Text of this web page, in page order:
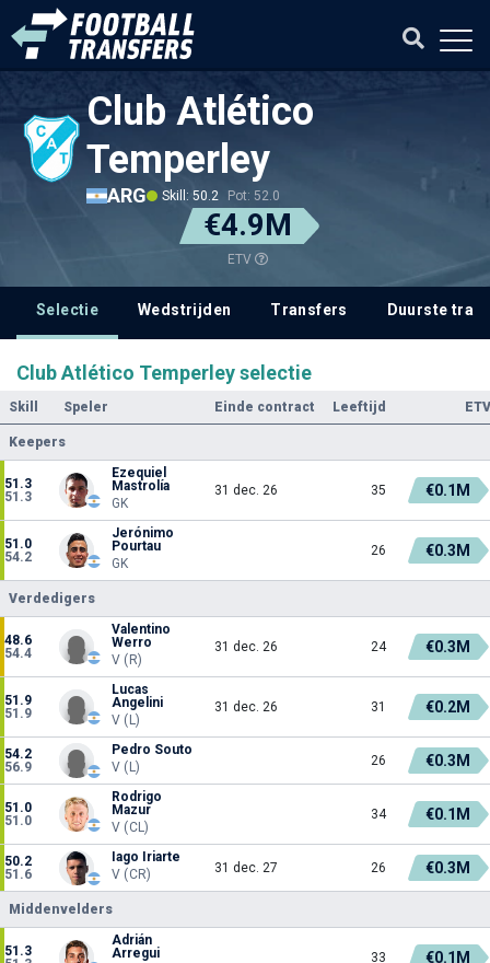
Club Atlético
Temperley
ARG Skill: 50.2 Pot: 52.0
€4.9M
ETV
Selectie Wedstrijden Transfers Duurste
Club Atlético Temperley selectie
Skill Speler Einde contract Leeftijd ETV
Keepers
51.3
51.3
Ezequiel
Mastrolía
GK
31 dec. 26 35 €0.1M
51.0
54.2
Jerónimo
Pourtau
GK
26 €0.3M
Verdedigers
48.6
54.4
Valentino
Werro
V (R)
31 dec. 26 24 €0.3M
51.9
51.9
Lucas
Angelini
V (L)
31 dec. 26 31 €0.2M
54.2
56.9
Pedro Souto
V (L)
26 €0.3M
51.0
51.0
Rodrigo
Mazur
V (CL)
34 €0.1M
50.2
51.6
Iago Iriarte
V (CR)
31 dec. 27 26 €0.3M
Middenvelders
51.3
Adrián
Arregui
33 €0.1M